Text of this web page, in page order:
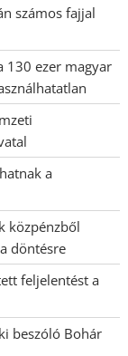
számos fajjal
130 ezer magyar
a
közpénzből
döntésre
feljelentést a
beszóló Bohár